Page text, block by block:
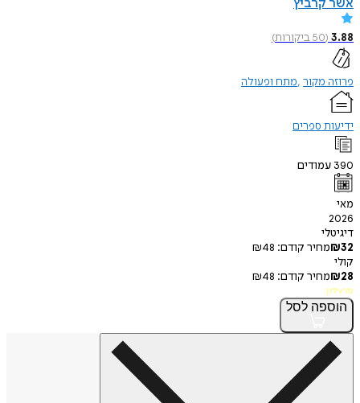
50ביקורות)
מקור מתח ופעולה
ספרים
קודם:
₪48
קודם: ₪48
לסל